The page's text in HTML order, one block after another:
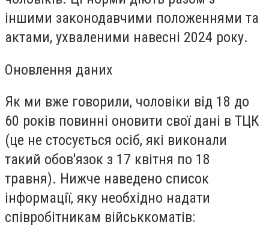
іншими законодавчими положеннями та
актами, ухваленими навесні 2024 року.
Оновлення даних
Як ми вже говорили, чоловіки від 18 до
60 років повинні оновити свої дані в ТЦК
(це не стосується осіб, які виконали
такий обов'язок з 17 квітня по 18
травня). Нижче наведено список
інформації, яку необхідно надати
співробітникам військкоматів: